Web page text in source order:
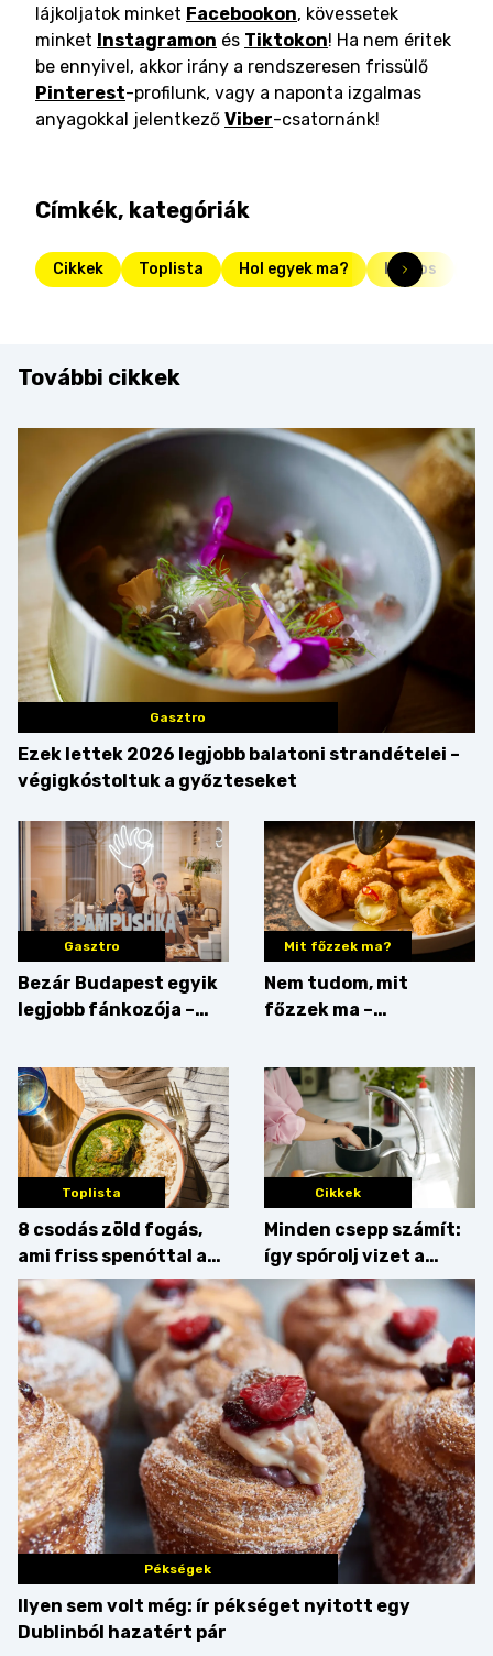
lájkoljatok minket Facebookon, kövessetek
minket Instagramon és Tiktokon! Ha nem éritek
be ennyivel, akkor irány a rendszeresen frissülő
Pinterest-profilunk, vagy a naponta izgalmas
anyagokkal jelentkező Viber-csatornánk!
Címkék, kategóriák
Cikkek Toplista Hol egyek ma? lángos
További cikkek
Gasztro
Ezek lettek 2026 legjobb balatoni strandételei –
végigkóstoltuk a győzteseket
Gasztro
Bezár Budapest egyik
legjobb fánkozója –
Mit főzzek ma?
Nem tudom, mit
főzzek ma –
camembert
Toplista
8 csodás zöld fogás,
ami friss spenóttal az
igazi
Cikkek
Minden csepp számít:
így spórolj vizet a
konyhában
Pékségek
Ilyen sem volt még: ír pékséget nyitott egy
Dublinból hazatért pár